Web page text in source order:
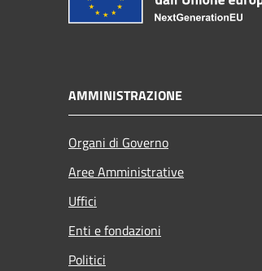
AMMINISTRAZIONE
Organi di Governo
Aree Amministrative
Uffici
Enti e fondazioni
Politici